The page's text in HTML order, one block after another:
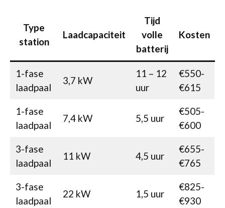
Type
station
Laadcapaciteit
Tijd
volle
batterij
Kosten
1-fase
laadpaal
3,7 kW
11 – 12
uur
€550-
€615
1-fase
laadpaal
7,4 kW 5,5 uur
€505-
€600
3-fase
laadpaal
11 kW 4,5 uur
€655-
€765
3-fase
laadpaal
22 kW 1,5 uur
€825-
€930